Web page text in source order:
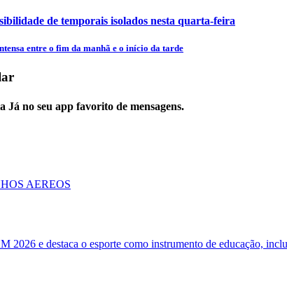
de temporais isolados nesta quarta-feira
entre o fim da manhã e o início da tarde
Já no seu app favorito de mensagens.